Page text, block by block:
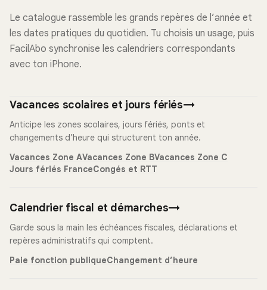
Le catalogue rassemble les grands repères de l’année et
les dates pratiques du quotidien. Tu choisis un usage, puis
FacilAbo synchronise les calendriers correspondants
avec ton iPhone.
Vacances scolaires et jours fériés→
Anticipe les zones scolaires, jours fériés, ponts et
changements d’heure qui structurent ton année.
Vacances Zone AVacances Zone BVacances Zone C
Jours fériés FranceCongés et RTT
Calendrier fiscal et démarches→
Garde sous la main les échéances fiscales, déclarations et
repères administratifs qui comptent.
Paie fonction publiqueChangement d’heure